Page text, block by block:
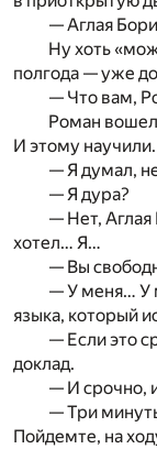
— Аглая
Ну хоть
полгода — уже
— Что вам,
Роман вошел
И этому научили.
— Я думал,
— Я дура?
— Нет,
хотел… Я…
— Вы
— У меня… У
языка, который
— Если это
доклад.
— И срочно,
— Три
Пойдемте, на